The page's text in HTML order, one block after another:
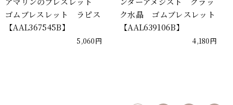
ゴムブレスレット ラピス
【AAL367545B】
5,060円
ク水晶 ゴムブレスレット
【AAL639106B】
4,180円